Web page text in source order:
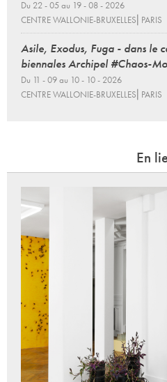
Du 22 - 05 au 19 - 08 - 2026
CENTRE WALLONIE-BRUXELLES⎜PARIS
Asile, Exodus, Fuga - dans le
biennales Archipel #Chaos-
Du 11 - 09 au 10 - 10 - 2026
CENTRE WALLONIE-BRUXELLES⎜PARIS
En